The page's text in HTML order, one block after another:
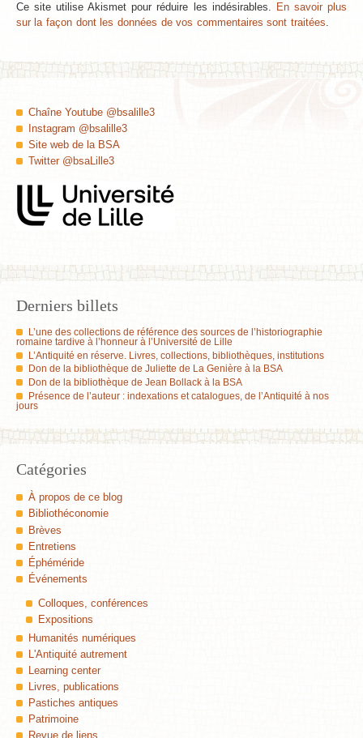
Ce site utilise Akismet pour réduire les indésirables. En savoir plus
sur la façon dont les données de vos commentaires sont traitées.
Chaîne Youtube @bsalille3
Instagram @bsalille3
Site web de la BSA
Twitter @bsaLille3
Derniers billets
L’une des collections de référence des sources de l’historiographie
romaine tardive à l’honneur à l’Université de Lille
L’Antiquité en réserve. Livres, collections, bibliothèques, institutions
Don de la bibliothèque de Juliette de La Genière à la BSA
Don de la bibliothèque de Jean Bollack à la BSA
Présence de l’auteur : indexations et catalogues, de l’Antiquité à nos
jours
Catégories
À propos de ce blog
Bibliothéconomie
Brèves
Entretiens
Éphéméride
Événements
Colloques, conférences
Expositions
Humanités numériques
L'Antiquité autrement
Learning center
Livres, publications
Pastiches antiques
Patrimoine
Revue de liens